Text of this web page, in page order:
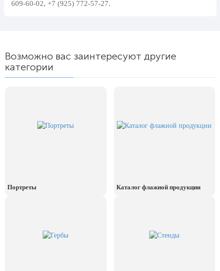
24 мая, День славянской
8 июня, День социального работника
22 июня, День памяти и скорби
3 июля, День ГАИ (ГИБДД)
609-60-02, +7 (925) 772-57-27.
Возможно вас заинтересуют другие
категории
Портреты Каталог флажной продукции